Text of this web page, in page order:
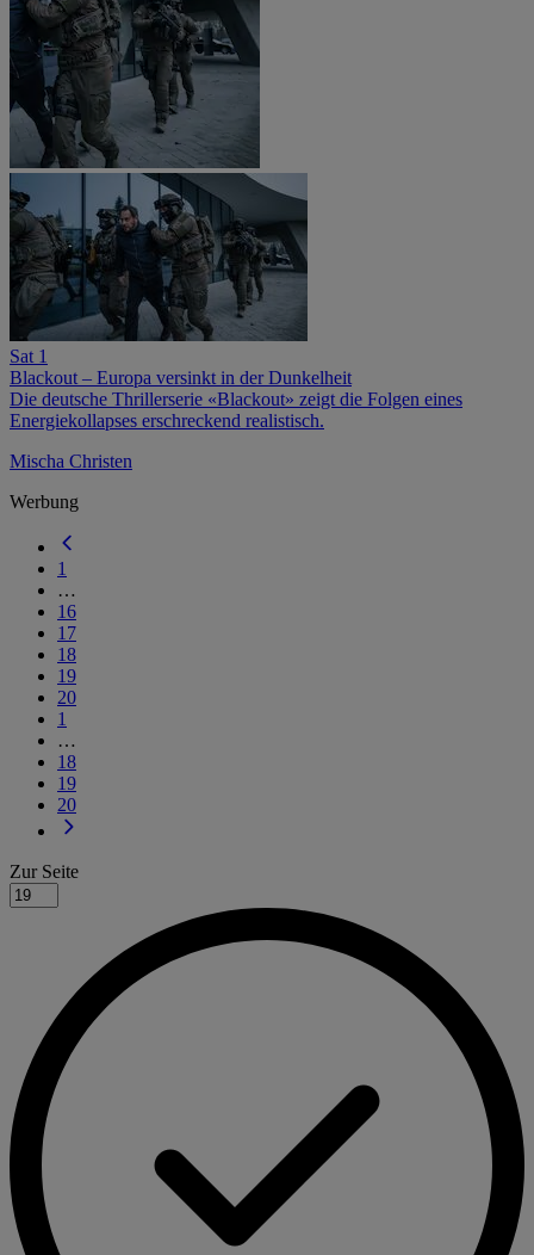
Sat 1
Blackout – Europa versinkt in der Dunkelheit
Die deutsche Thrillerserie «Blackout» zeigt die Folgen eines
Energiekollapses erschreckend realistisch.
Mischa Christen
Werbung
1
…
16
17
18
19
20
1
…
18
19
20
Zur Seite